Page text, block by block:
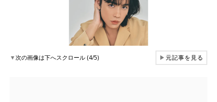
▼次の画像は下へスクロール (4/5) ▶元記事を見る